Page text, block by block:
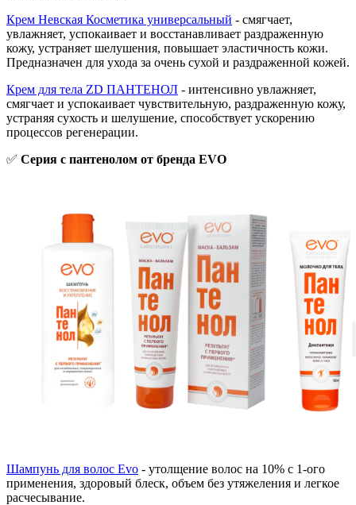
Крем Невская Косметика универсальный - смягчает,
увлажняет, успокаивает и восстанавливает раздраженную
кожу, устраняет шелушения, повышает эластичность кожи.
Предназначен для ухода за очень сухой и раздраженной кожей.
Крем для тела ZD ПАНТЕНОЛ - интенсивно увлажняет,
смягчает и успокаивает чувствительную, раздраженную кожу,
устраняя сухость и шелушение, способствует ускорению
процессов регенерации.
✅ Серия с пантенолом от бренда EVO
Шампунь для волос Evo - утолщение волос на 10% с 1-ого
применения, здоровый блеск, объем без утяжеления и легкое
расчесывание.